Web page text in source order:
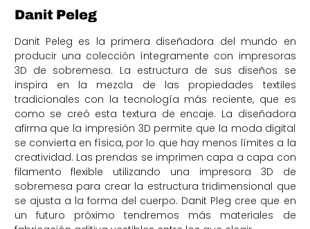
Danit Peleg
Danit Peleg es la primera diseñadora del mundo en
producir una colección íntegramente con impresoras
3D de sobremesa. La estructura de sus diseños se
inspira en la mezcla de las propiedades textiles
tradicionales con la tecnología más reciente, que es
como se creó esta textura de encaje. La diseñadora
afirma que la impresión 3D permite que la moda digital
se convierta en física, por lo que hay menos límites a la
creatividad. Las prendas se imprimen capa a capa con
filamento flexible utilizando una impresora 3D de
sobremesa para crear la estructura tridimensional que
se ajusta a la forma del cuerpo. Danit Pleg cree que en
un futuro próximo tendremos más materiales de